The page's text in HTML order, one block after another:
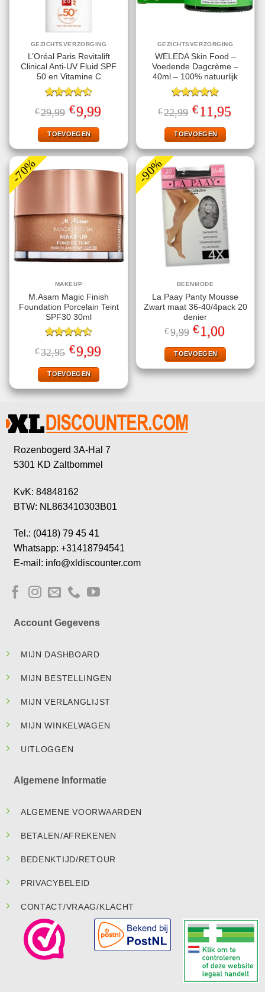
GEZICHTSVERZORGING
L’Oréal Paris Revitalift
Clinical Anti-UV Fluid SPF
50 en Vitamine C
Gewaardeerd
4.50uit 5
€29,99 Oorspronkelijke
prijs
was:
€29,99.
€9,99Huidige
prijs
TOEVOEGEN
GEZICHTSVERZORGING
WELEDA Skin Food –
Voedende Dagcrème –
40ml – 100% natuurlijk
Gewaardeerd
5.00uit 5
€22,99 Oorspronkelijke
prijs
was:
€22,99.
€11,95prijs
TOEVOEGEN
-70%
MAKEUP
M.Asam Magic Finish
Foundation Porcelain Teint
SPF30 30ml
Gewaardeerd
4.50uit 5
€32,95 Oorspronkelijke
prijs
was:
€32,95.
€9,99Huidige
prijs
TOEVOEGEN
-90%
BEENMODE
La Paay Panty Mousse
Zwart maat 36-40/4pack 20
denier
€9,99 Oorspronkelijke
prijs
was:
€9,99.
€1,00
is:
€1,00.
TOEVOEGEN
Rozenbogerd 3A-Hal 7
5301 KD Zaltbommel
KvK: 84848162
BTW: NL863410303B01
Tel.: (0418) 79 45 41
Whatsapp: +31418794541
E-mail: info@xldiscounter.com
Account Gegevens
MIJN DASHBOARD
MIJN BESTELLINGEN
MIJN VERLANGLIJST
MIJN WINKELWAGEN
UITLOGGEN
Algemene Informatie
ALGEMENE VOORWAARDEN
BETALEN/AFREKENEN
BEDENKTIJD/RETOUR
PRIVACYBELEID
CONTACT/VRAAG/KLACHT